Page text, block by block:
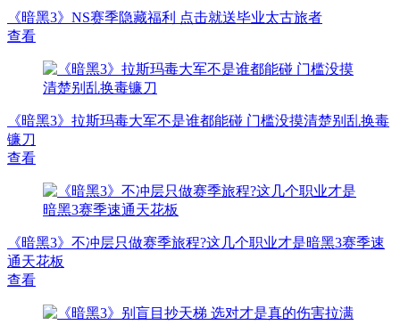
《暗黑3》NS赛季隐藏福利 点击就送毕业太古旅者
查看
《暗黑3》拉斯玛毒大军不是谁都能碰 门槛没摸清楚别乱换毒
镰刀
查看
《暗黑3》不冲层只做赛季旅程?这几个职业才是暗黑3赛季速
通天花板
查看